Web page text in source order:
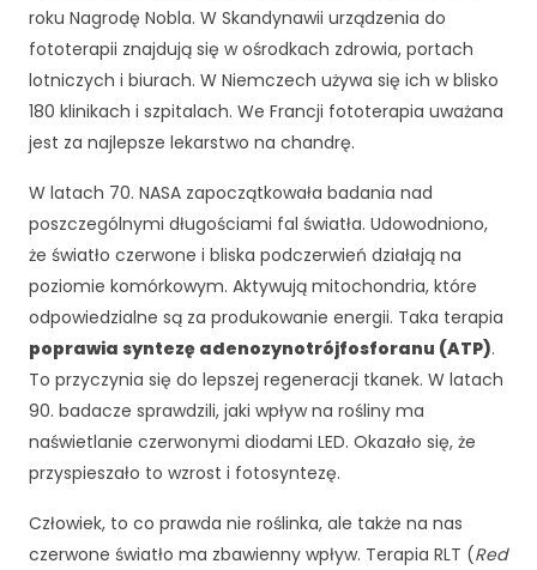
roku Nagrodę Nobla. W Skandynawii urządzenia do
fototerapii znajdują się w ośrodkach zdrowia, portach
lotniczych i biurach. W Niemczech używa się ich w blisko
180 klinikach i szpitalach. We Francji fototerapia uważana
jest za najlepsze lekarstwo na chandrę.
W latach 70. NASA zapoczątkowała badania nad
poszczególnymi długościami fal światła. Udowodniono,
że światło czerwone i bliska podczerwień działają na
poziomie komórkowym. Aktywują mitochondria, które
odpowiedzialne są za produkowanie energii. Taka terapia
poprawia syntezę adenozynotrójfosforanu (ATP).
To przyczynia się do lepszej regeneracji tkanek. W latach
90. badacze sprawdzili, jaki wpływ na rośliny ma
naświetlanie czerwonymi diodami LED. Okazało się, że
przyspieszało to wzrost i fotosyntezę.
Człowiek, to co prawda nie roślinka, ale także na nas
czerwone światło ma zbawienny wpływ. Terapia RLT (Red